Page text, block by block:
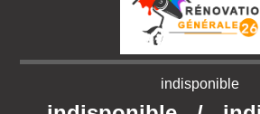
indisponible